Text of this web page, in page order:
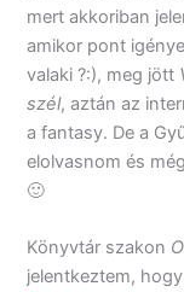
mert akkoriban
amikor pont
valaki ?:), meg jött
szél, aztán az
a fantasy. De a
elolvasnom és
🙂
Könyvtár szakon
jelentkeztem,